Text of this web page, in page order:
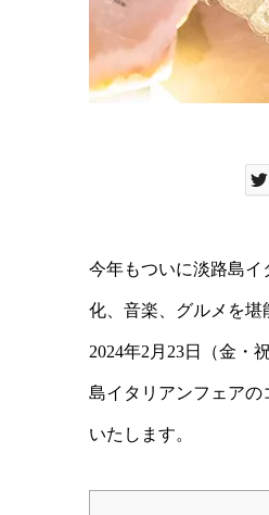
今年もついに淡路島
化、音楽、グルメを堪
2024年2月23日（金・
島イタリアンフェア
いたします。